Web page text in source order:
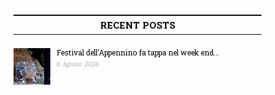
RECENT POSTS
Festival dell'Appennino fa tappa nel week end...
6 Agosto 2026